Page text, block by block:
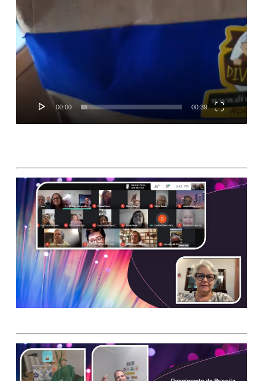
00:00 00:39